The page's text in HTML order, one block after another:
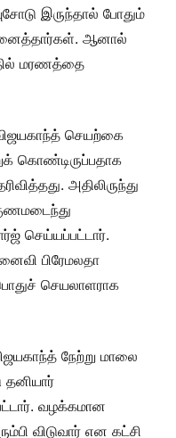
இருந்தால் போதும்
ஆனால்
மரணத்தை
செயற்கை
கொண்டிருப்பதாக
அதிலிருந்து
செய்யப்பட்டார்.
பிரேமலதா
செயலாளராக
நேற்று மாலை
தனியார்
வழக்கமான
விடுவார் என கட்சி